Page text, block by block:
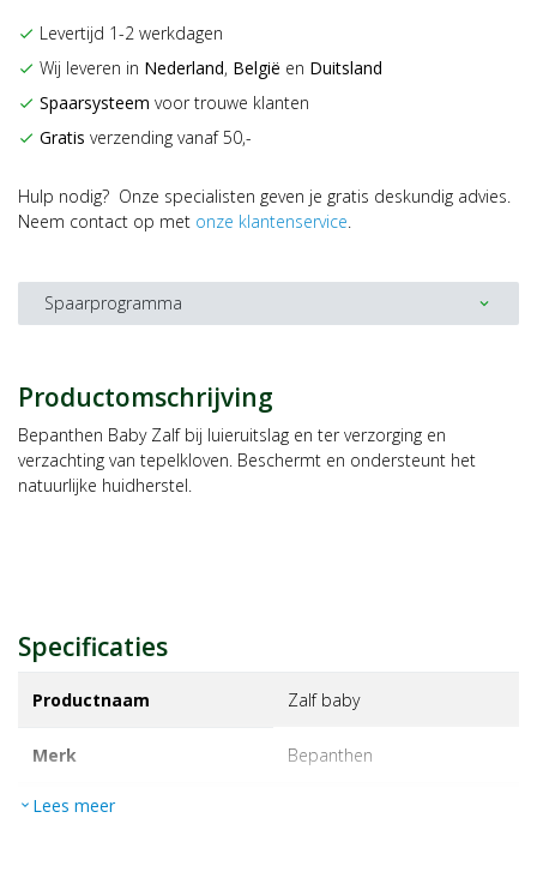
check Levertijd 1-2 werkdagen
check Wij leveren in Nederland, België en Duitsland
check Spaarsysteem voor trouwe klanten
check Gratis verzending vanaf 50,-
Hulp nodig? Onze specialisten geven je gratis deskundig advies.
Neem contact op met onze klantenservice.
Spaarprogramma expand_more
Productomschrijving
Bepanthen Baby Zalf bij luieruitslag en ter verzorging en
verzachting van tepelkloven. Beschermt en ondersteunt het
natuurlijke huidherstel.
Specificaties
Productnaam Zalf baby
Merk bepanthen
EAN
expand_more Lees meer